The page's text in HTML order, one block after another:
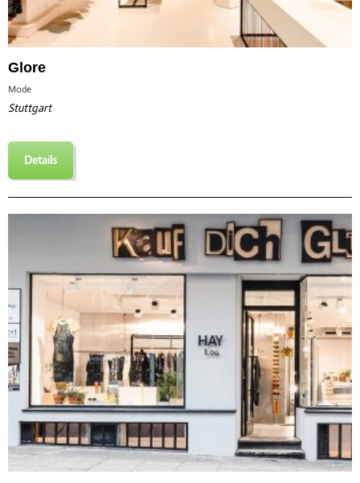
Glore
Mode
Stuttgart
Details